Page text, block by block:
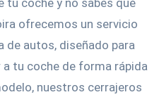
ofrecemos un servicio
de autos, diseñado para
tu coche de forma rápida
nuestros cerrajeros